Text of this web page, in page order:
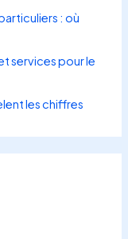
: où
services pour le
les chiffres